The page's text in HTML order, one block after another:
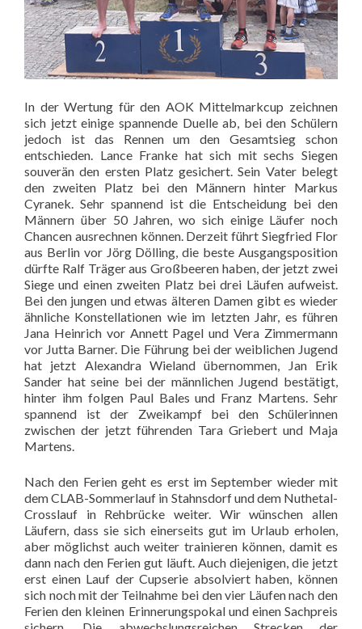
In der Wertung für den AOK Mittelmarkcup zeichnen
sich jetzt einige spannende Duelle ab, bei den Schülern
jedoch ist das Rennen um den Gesamtsieg schon
entschieden. Lance Franke hat sich mit sechs Siegen
souverän den ersten Platz gesichert. Sein Vater belegt
den zweiten Platz bei den Männern hinter Markus
Cyranek. Sehr spannend ist die Entscheidung bei den
Männern über 50 Jahren, wo sich einige Läufer noch
Chancen ausrechnen können. Derzeit führt Siegfried Flor
aus Berlin vor Jörg Dölling, die beste Ausgangsposition
dürfte Ralf Träger aus Großbeeren haben, der jetzt zwei
Siege und einen zweiten Platz bei drei Läufen aufweist.
Bei den jungen und etwas älteren Damen gibt es wieder
ähnliche Konstellationen wie im letzten Jahr, es führen
Jana Heinrich vor Annett Pagel und Vera Zimmermann
vor Jutta Barner. Die Führung bei der weiblichen Jugend
hat jetzt Alexandra Wieland übernommen, Jan Erik
Sander hat seine bei der männlichen Jugend bestätigt,
hinter ihm folgen Paul Bales und Franz Martens. Sehr
spannend ist der Zweikampf bei den Schülerinnen
zwischen der jetzt führenden Tara Griebert und Maja
Martens.
Nach den Ferien geht es erst im September wieder mit
dem CLAB-Sommerlauf in Stahnsdorf und dem Nuthetal-
Crosslauf in Rehbrücke weiter. Wir wünschen allen
Läufern, dass sie sich einerseits gut im Urlaub erholen,
aber möglichst auch weiter trainieren können, damit es
dann nach den Ferien gut läuft. Auch diejenigen, die jetzt
erst einen Lauf der Cupserie absolviert haben, können
sich noch mit der Teilnahme bei den vier Läufen nach den
Ferien den kleinen Erinnerungspokal und einen Sachpreis